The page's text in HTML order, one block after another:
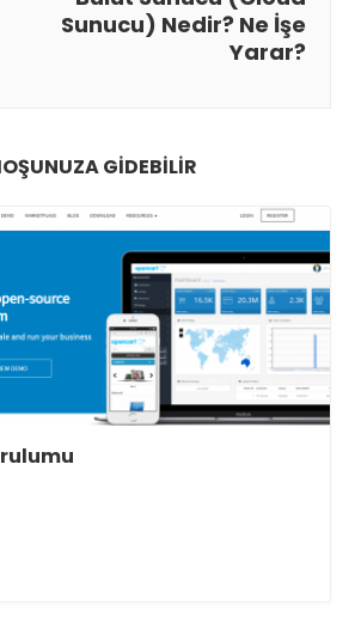
Sunucu) Nedir? Ne İşe
Yarar?
GIDEBILIR